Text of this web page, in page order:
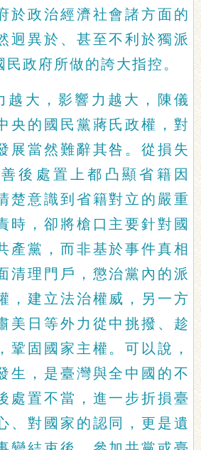
於政治經濟社會諸方面的
迥異於、甚至不利於獨派
政府所做的誇大指控。
越大，影響力越大，陳儀
央的國民黨蔣氏政權，對
展當然難辭其咎。從損失
後處置上都凸顯省籍因
楚意識到省籍對立的嚴重
時，卻將槍口主要針對國
產黨，而非基於事件真相
清理門戶，懲治黨內的派
，建立法治權威，另一方
美日等外力從中挑撥、趁
鞏固國家主權。可以說，
生，是臺灣與全中國的不
處置不當，進一步折損臺
、對國家的認同，更是遺